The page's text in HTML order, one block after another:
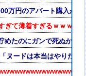
万円のアパート購入か
ぎて薄着すぎるｗｗｗｗ
めたのにガンで死ぬかも
ヌードは本当はやりたく